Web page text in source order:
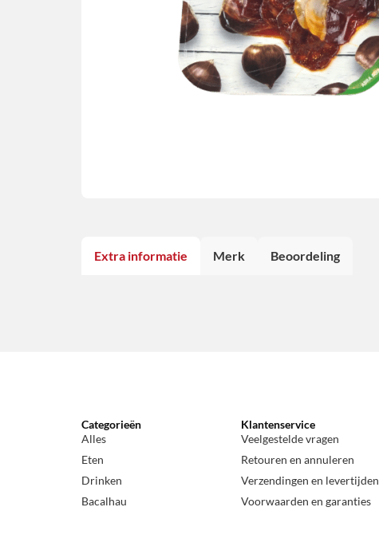
Extra informatie Merk Beoordeling
Categorieën
Alles
Eten
Drinken
Bacalhau
Klantenservice
Veelgestelde vragen
Retouren en annuleren
Verzendingen en levertijden
Voorwaarden en garanties